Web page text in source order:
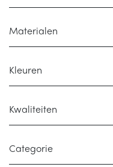
Materialen
Kleuren
Kwaliteiten
Categorie